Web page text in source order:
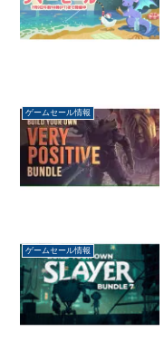
ゲームセール情報
ゲームセール情報